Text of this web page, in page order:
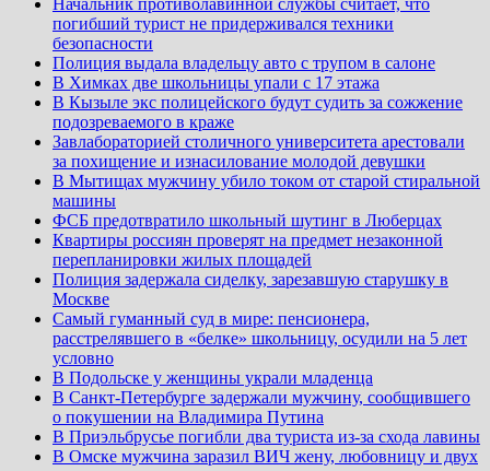
Начальник противолавинной службы считает, что
погибший турист не придерживался техники
безопасности
Полиция выдала владельцу авто с трупом в салоне
В Химках две школьницы упали с 17 этажа
В Кызыле экс полицейского будут судить за сожжение
подозреваемого в краже
Завлабораторией столичного университета арестовали
за похищение и изнасилование молодой девушки
В Мытищах мужчину убило током от старой стиральной
машины
ФСБ предотвратило школьный шутинг в Люберцах
Квартиры россиян проверят на предмет незаконной
перепланировки жилых площадей
Полиция задержала сиделку, зарезавшую старушку в
Москве
Самый гуманный суд в мире: пенсионера,
расстрелявшего в «белке» школьницу, осудили на 5 лет
условно
В Подольске у женщины украли младенца
В Санкт-Петербурге задержали мужчину, сообщившего
о покушении на Владимира Путина
В Приэльбрусье погибли два туриста из-за схода лавины
В Омске мужчина заразил ВИЧ жену, любовницу и двух